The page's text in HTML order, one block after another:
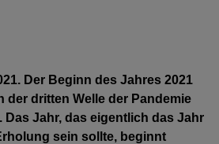
Der Beginn des Jahres 2021
der dritten Welle der Pandemie
Das Jahr, das eigentlich das Jahr
sein sollte, beginnt